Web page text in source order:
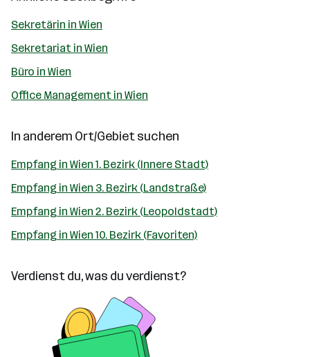
Sekretärin in Wien
Sekretariat in Wien
Büro in Wien
Office Management in Wien
In anderem Ort/Gebiet suchen
Empfang in Wien 1. Bezirk (Innere Stadt)
Empfang in Wien 3. Bezirk (Landstraße)
Empfang in Wien 2. Bezirk (Leopoldstadt)
Empfang in Wien 10. Bezirk (Favoriten)
Verdienst du, was du verdienst?